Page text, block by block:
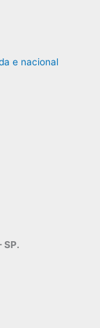
e nacional
SP.